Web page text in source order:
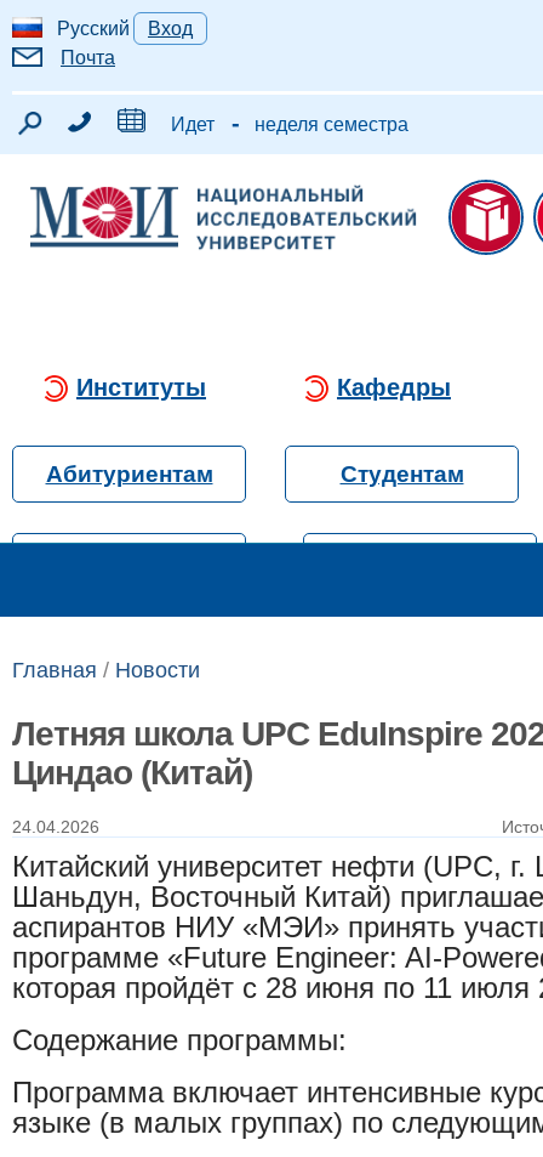
Русский
Вход
Почта
Идет - неделя семестра
Институты Кафедры
Абитуриентам Студентам
Главная / Новости
Летняя школа UPC EduInspire
Циндао (Китай)
24.04.2026
Китайский университет нефти (UPC,
Шаньдун, Восточный Китай)
аспирантов НИУ «МЭИ» принять
программе «Future Engineer: AI-
которая пройдёт с 28 июня по 11 июля
Содержание программы:
Программа включает интенсивные
языке (в малых группах) по